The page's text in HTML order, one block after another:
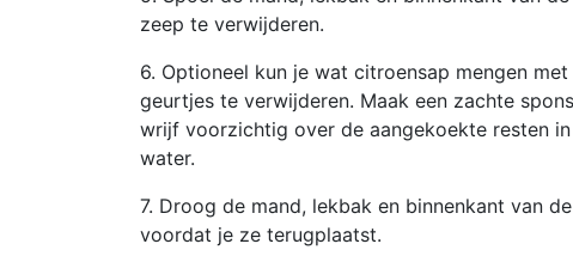
zeep te verwijderen.
6. Optioneel kun je wat citroensap mengen
geurtjes te verwijderen. Maak een zachte
wrijf voorzichtig over de aangekoekte resten
water.
7. Droog de mand, lekbak en binnenkant van
voordat je ze terugplaatst.